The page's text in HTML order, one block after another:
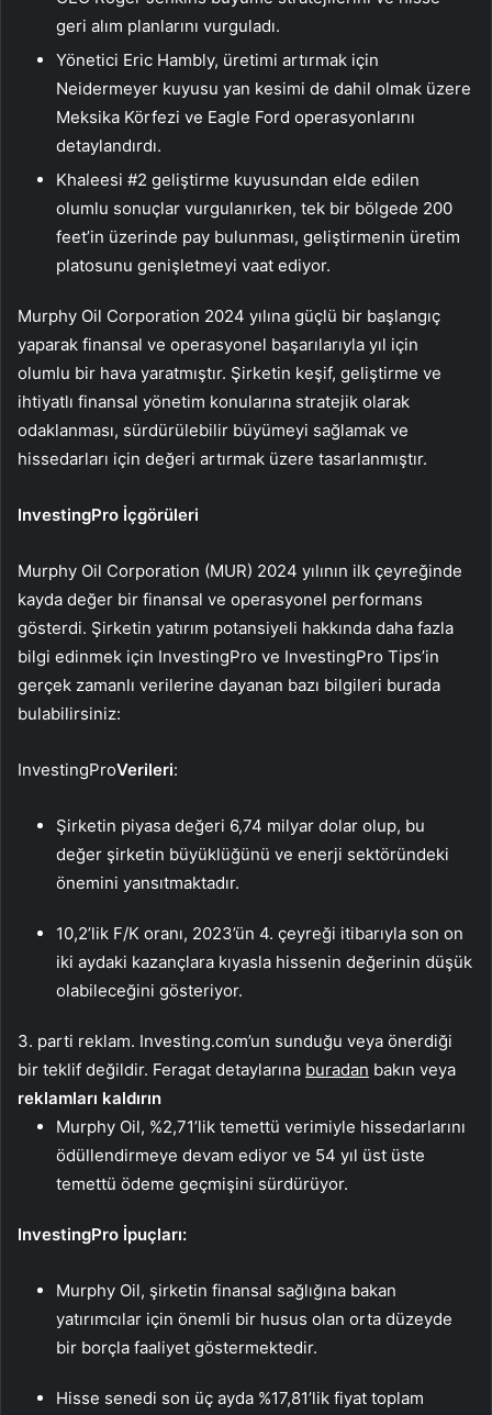
geri alım planlarını vurguladı.
Yönetici Eric Hambly, üretimi artırmak için
Neidermeyer kuyusu yan kesimi de dahil olmak üzere
Meksika Körfezi ve Eagle Ford operasyonlarını
detaylandırdı.
Khaleesi #2 geliştirme kuyusundan elde edilen
olumlu sonuçlar vurgulanırken, tek bir bölgede 200
feet’in üzerinde pay bulunması, geliştirmenin üretim
platosunu genişletmeyi vaat ediyor.
Murphy Oil Corporation 2024 yılına güçlü bir başlangıç
yaparak finansal ve operasyonel başarılarıyla yıl için
olumlu bir hava yaratmıştır. Şirketin keşif, geliştirme ve
ihtiyatlı finansal yönetim konularına stratejik olarak
odaklanması, sürdürülebilir büyümeyi sağlamak ve
hissedarları için değeri artırmak üzere tasarlanmıştır.
InvestingPro İçgörüleri
Murphy Oil Corporation (MUR) 2024 yılının ilk çeyreğinde
kayda değer bir finansal ve operasyonel performans
gösterdi. Şirketin yatırım potansiyeli hakkında daha fazla
bilgi edinmek için InvestingPro ve InvestingPro Tips’in
gerçek zamanlı verilerine dayanan bazı bilgileri burada
bulabilirsiniz:
InvestingProVerileri:
Şirketin piyasa değeri 6,74 milyar dolar olup, bu
değer şirketin büyüklüğünü ve enerji sektöründeki
önemini yansıtmaktadır.
10,2’lik F/K oranı, 2023’ün 4. çeyreği itibarıyla son on
iki aydaki kazançlara kıyasla hissenin değerinin düşük
olabileceğini gösteriyor.
3. parti reklam. Investing.com’un sunduğu veya önerdiği
bir teklif değildir. Feragat detaylarına buradan bakın veya
reklamları kaldırın
Murphy Oil, %2,71’lik temettü verimiyle hissedarlarını
ödüllendirmeye devam ediyor ve 54 yıl üst üste
temettü ödeme geçmişini sürdürüyor.
InvestingPro İpuçları:
Murphy Oil, şirketin finansal sağlığına bakan
yatırımcılar için önemli bir husus olan orta düzeyde
bir borçla faaliyet göstermektedir.
Hisse senedi son üç ayda %17,81’lik fiyat toplam